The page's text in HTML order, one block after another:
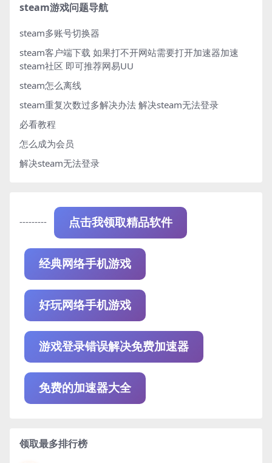
steam游戏问题导航
steam多账号切换器
steam客户端下载 如果打不开网站需要打开加速器加速
steam社区 即可推荐网易UU
steam怎么离线
steam重复次数过多解决办法 解决steam无法登录
必看教程
怎么成为会员
解决steam无法登录
--------- 点击我领取精品软件
经典网络手机游戏
好玩网络手机游戏
游戏登录错误解决免费加速器
免费的加速器大全
领取最多排行榜